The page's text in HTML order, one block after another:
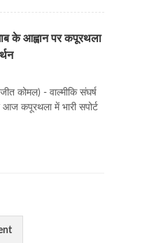
के आह्वान पर कपूरथला
कोमल) - वाल्मीकि संघर्ष
आज कपूरथला में भारी सपोर्ट